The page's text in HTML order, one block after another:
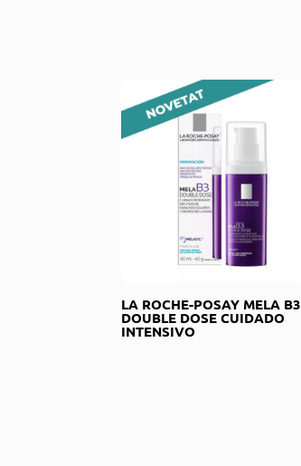
LA ROCHE-POSAY MELA B3
DOUBLE DOSE CUIDADO
INTENSIVO